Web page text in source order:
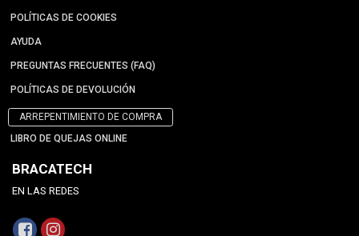
POLÍTICAS DE COOKIES
AYUDA
PREGUNTAS FRECUENTES (FAQ)
POLÍTICAS DE DEVOLUCIÓN
ARREPENTIMIENTO DE COMPRA
LIBRO DE QUEJAS ONLINE
BRACATECH
EN LAS REDES